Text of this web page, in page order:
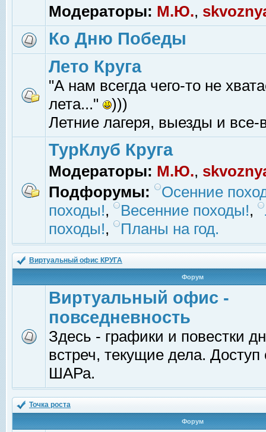
Модераторы: М.Ю.,
Ко Дню Победы
Лето Круга
"А нам всегда чего-то не
лета..."
)))
Летние лагеря, выезды и все-
ТурКлуб Круга
Модераторы: М.Ю.,
Подфорумы:
Осенние
походы!, Весенние походы!,
походы!, Планы на год.
Виртуальный офис КРУГА
Форум
Виртуальный офис -
повседневность
Здесь - графики и повестки
встреч, текущие дела.
ШАРа.
Точка роста
Форум